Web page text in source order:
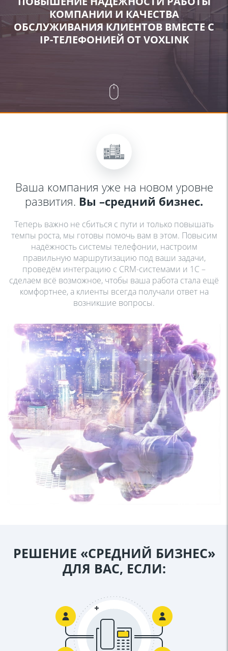
КОМПАНИИ И КАЧЕСТВА
ОБСЛУЖИВАНИЯКЛИЕНТОВ ВМЕСТЕ С
IP-ТЕЛЕФОНИЕЙ ОТ VOXLINK
Ваша компания уже на новом уровне
развития. Вы –средний бизнес.
Теперь важно не сбиться с пути и только повышать
темпы роста, мы готовы помочь вам в этом. Повысим
надёжность системы телефонии, настроим
правильную маршрутизацию под ваши задачи,
проведём интеграцию с CRM-системами и 1С –
сделаем всё возможное, чтобы ваша работа стала ещё
комфортнее, а клиенты всегда получали ответна
возникшие вопросы.
РЕШЕНИЕ «СРЕДНИЙ БИЗНЕС»
ДЛЯ ВАС, ЕСЛИ: